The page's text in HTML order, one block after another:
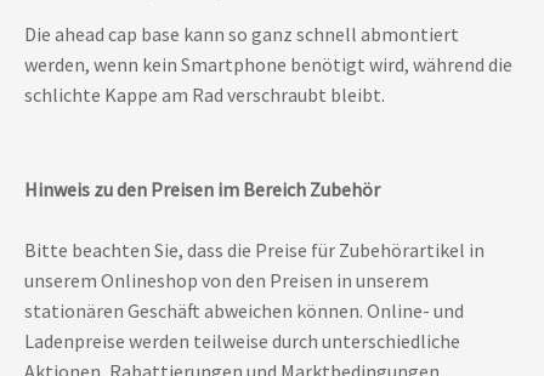
Die ahead cap base kann so ganz schnell abmontiert
werden, wenn kein Smartphone benötigt wird, während die
schlichte Kappe am Rad verschraubt bleibt.
Hinweis zu den Preisen im Bereich Zubehör
Bitte beachten Sie, dass die Preise für Zubehörartikel in
unserem Onlineshop von den Preisen in unserem
stationären Geschäft abweichen können. Online- und
Ladenpreise werden teilweise durch unterschiedliche
Aktionen, Rabattierungen und Marktbedingungen